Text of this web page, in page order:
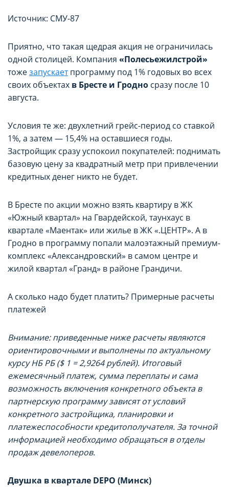
Источник: СМУ-87
Приятно, что такая щедрая акция не ограничилась
одной столицей. Компания «Полесьежилстрой»
тожезапускаетпрограмму под 1% годовых во всех
своих объектах в Бресте и Гродно сразу после 10
августа.
Условия те же: двухлетний грейс-период со ставкой
1%, а затем — 15,4% на оставшиеся годы.
Застройщик сразу успокоил покупателей: поднимать
базовую цену за квадратный метр при привлечении
кредитных денег никто не будет.
В Бресте по акции можно взять квартиру в ЖК
«Южный квартал» на Гвардейской, таунхаус в
квартале «Маентак» или жилье в ЖК «.ЦЕНТР». А в
Гродно в программу попали малоэтажный премиум-
комплекс «Александровский» в самом центре и
жилой квартал «Гранд» в районе Грандичи.
А сколько надо будет платить? Примерные расчеты
платежей
Внимание: приведенные ниже расчеты являются
ориентировочными и выполнены по актуальному
курсу НБ РБ ($ 1 = 2,9264 рублей). Итоговый
ежемесячный платеж, сумма переплаты и сама
возможность включения конкретного объекта в
партнерскую программу зависят от условий
конкретного застройщика, планировки и
платежеспособности кредитополучателя. За точной
информацией необходимо обращаться в отделы
продаж девелоперов.
Двушка в квартале DEPO (Минск)
НАСТРОЙТЕ ПАРАМЕТРЫ
ИСПОЛЬЗОВАНИЯ ФАЙЛОВ
COOKIE
Вы можете настроить использование
каждого типа файлов cookie, за
исключением типа «технические/
НАСТРОЙТЕ ПАРАМЕТРЫ
ИСПОЛЬЗОВАНИЯ ФАЙЛОВ
COOKIE
Вы можете настроить использование
каждого типа файлов cookie, за
исключением типа «технические/